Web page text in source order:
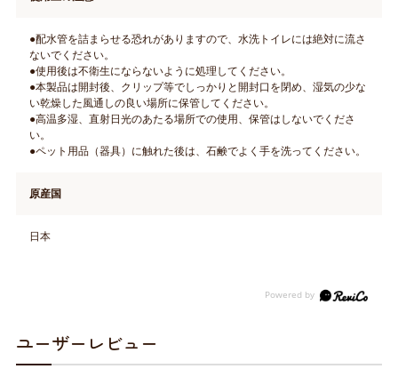
●配水管を詰まらせる恐れがありますので、水洗トイレには絶対に流さ
ないでください。
●使用後は不衛生にならないように処理してください。
●本製品は開封後、クリップ等でしっかりと開封口を閉め、湿気の少な
い乾燥した風通しの良い場所に保管してください。
●高温多湿、直射日光のあたる場所での使用、保管はしないでくださ
い。
●ペット用品（器具）に触れた後は、石鹸でよく手を洗ってください。
原産国
日本
ユーザーレビュー